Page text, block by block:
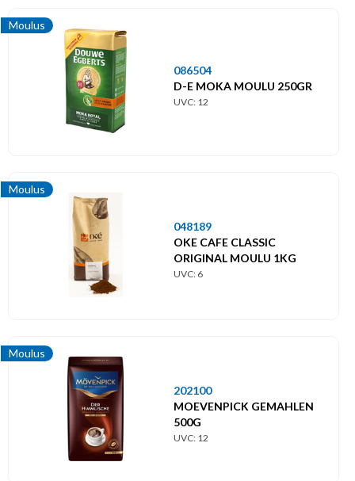
Moulus
086504
D-E MOKA MOULU 250GR
UVC: 12
Moulus
048189
OKE CAFE CLASSIC
ORIGINAL MOULU 1KG
UVC: 6
Moulus
202100
MOEVENPICK GEMAHLEN
500G
UVC: 12